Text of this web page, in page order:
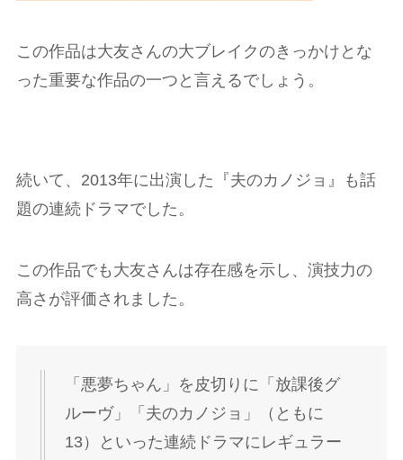
この作品は大友さんの大ブレイクのきっかけとな
った重要な作品の一つと言えるでしょう。
続いて、2013年に出演した『夫のカノジョ』も話
題の連続ドラマでした。
この作品でも大友さんは存在感を示し、演技力の
高さが評価されました。
「悪夢ちゃん」を皮切りに「放課後グ
ルーヴ」「夫のカノジョ」（ともに
13）といった連続ドラマにレギュラー